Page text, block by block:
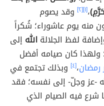
،[١] [٢]
وقد يصوم
منه يوم عاشوراء؛ شُكراً
لفظ الجلالةالله إلى
كان صيامه أفضل
،[٤]
وبذلك تجتمع في
-عز وجلّ- إلى نفسه؛ فقد
فيه الصيام الذي